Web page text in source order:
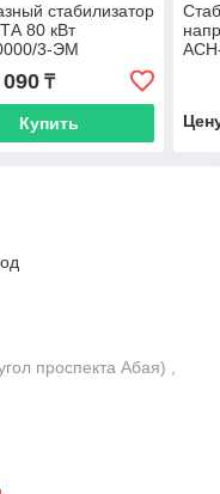
стабилизатор
80 кВт
3-ЭМ
₸
Купить
проспекта Абая) ,